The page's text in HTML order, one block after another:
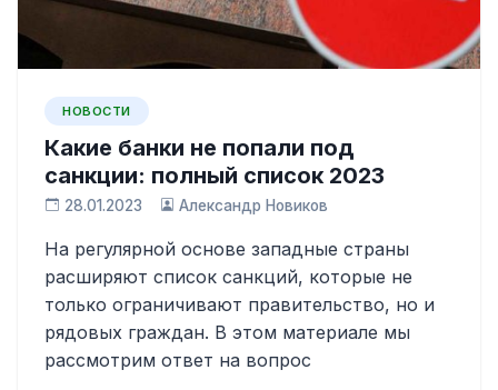
НОВОСТИ
Какие банки не попали под
санкции: полный список 2023
28.01.2023 Александр Новиков
На регулярной основе западные страны
расширяют список санкций, которые не
только ограничивают правительство, но и
рядовых граждан. В этом материале мы
рассмотрим ответ на вопрос